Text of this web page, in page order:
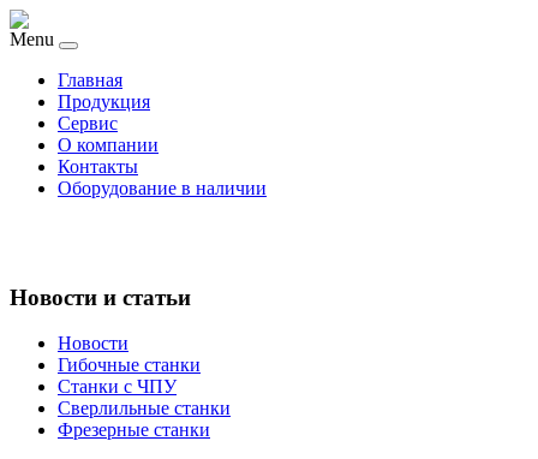
Menu
Главная
Продукция
Сервис
О компании
Контакты
Оборудование в наличии
Новости и статьи
Новости
Гибочные станки
Станки с ЧПУ
Сверлильные станки
Фрезерные станки